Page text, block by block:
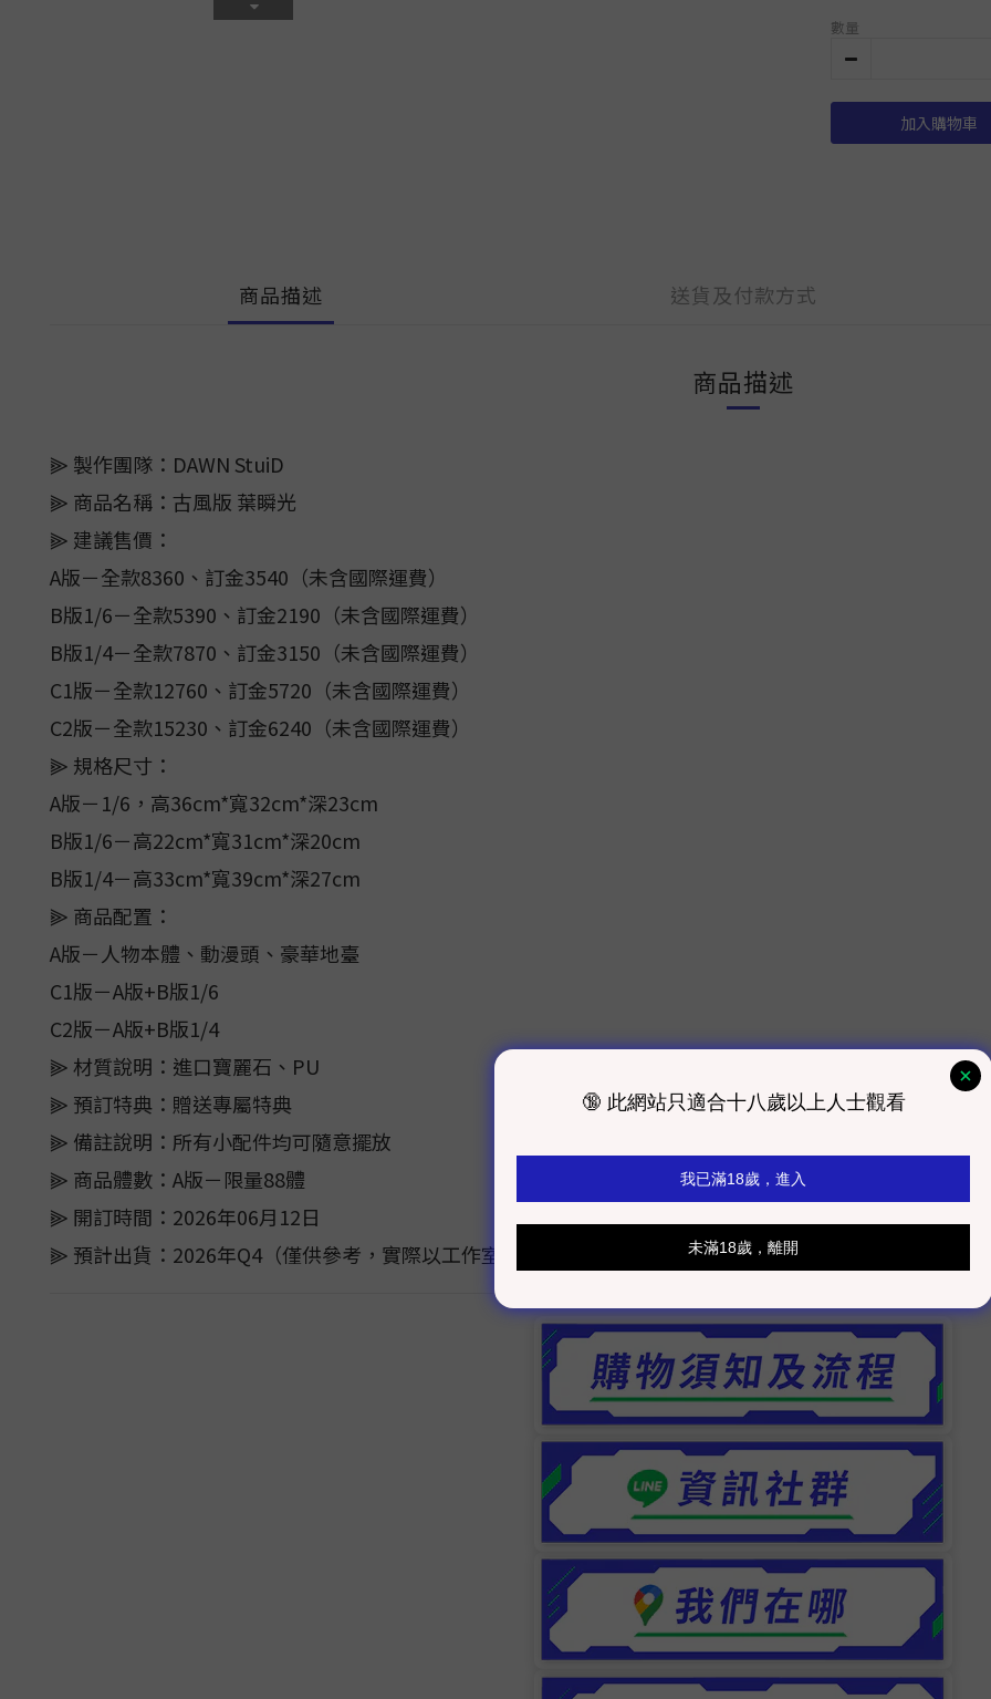
數量
加入購物車
商品描述 送貨及付款方式
商品描述
⫸ 製作團隊：DAWN StuiD
⫸ 商品名稱：古風版 葉瞬光
⫸ 建議售價：
A版－全款8360、訂金3540（未含國際運費）
B版1/6－全款5390、訂金2190（未含國際運費）
B版1/4－全款7870、訂金3150（未含國際運費）
C1版－全款12760、訂金5720（未含國際運費）
C2版－全款15230、訂金6240（未含國際運費）
⫸ 規格尺寸：
A版－1/6，高36cm*寬32cm*深23cm
B版1/6－高22cm*寬31cm*深20cm
B版1/4－高33cm*寬39cm*深27cm
⫸ 商品配置：
A版－人物本體、動漫頭、豪華地臺
C1版－A版+B版1/6
C2版－A版+B版1/4
⫸ 材質說明：進口寶麗石、PU
⫸ 預訂特典：贈送專屬特典
⫸ 備註說明：所有小配件均可隨意擺放
⫸ 商品體數：A版－限量88體
⫸ 開訂時間：2026年06月12日
⫸ 預計出貨：2026年Q4（僅供參考，實際以工作室發貨為主）